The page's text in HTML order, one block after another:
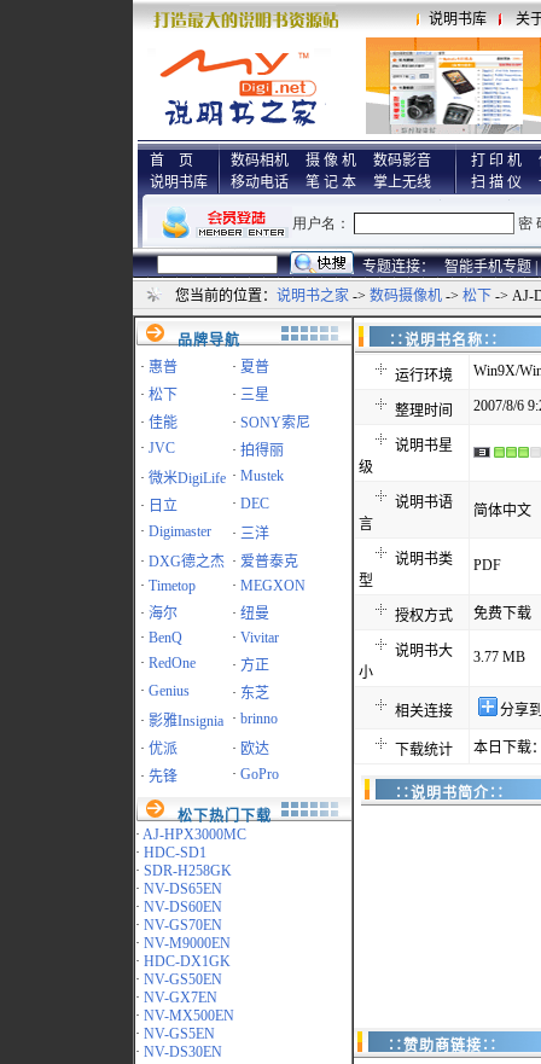
说明书库 关
首 页
说明书库
数码相机 摄 像 机
数码影音
移动电话
笔 记 本 掌上无线
打 印 机
扫 描 仪
专题连接： 智能手机专题 |
您当前的位置： 说明书之家 -> 数码摄像机 -> 松下 -> AJ-
品牌导航
· 惠普 · 夏普
· 松下 · 三星
· 佳能 · SONY索尼
· JVC · 拍得丽
· 微米DigiLife · Mustek
· 日立 · DEC
· Digimaster · 三洋
· DXG德之杰 · 爱普泰克
· Timetop · MEGXON
· 海尔 · 纽曼
· BenQ · Vivitar
· RedOne · 方正
· Genius · 东芝
· 影雅Insignia · brinno
· 优派 · 欧达
· 先锋 · GoPro
松下热门下载
· AJ-HPX3000MC
· HDC-SD1
· SDR-H258GK
· NV-DS65EN
· NV-DS60EN
· NV-GS70EN
· NV-M9000EN
· HDC-DX1GK
· NV-GS50EN
· NV-GX7EN
· NV-MX500EN
· NV-GS5EN
· NV-DS30EN
∷说明书名
运行环境 Win9X/
整理时间 2007/8/6
说明书星
级
说明书语
言
简体中文
说明书类
型
PDF
授权方式 免费下载
说明书大
小
3.77 MB
相关连接 分享
下载统计 本日下载
∷说明书简介∷
∷赞助商链接∷